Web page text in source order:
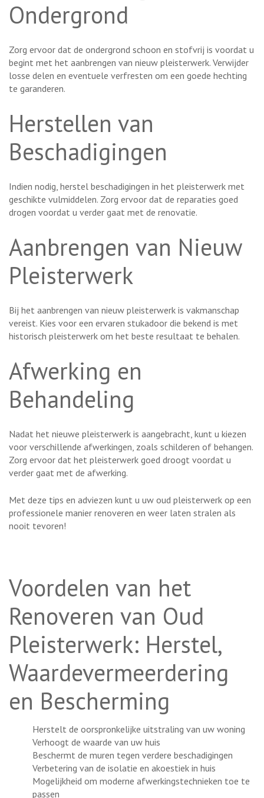
Ondergrond
Zorg ervoor dat de ondergrond schoon en stofvrij is voordat u
begint met het aanbrengen van nieuw pleisterwerk. Verwijder
losse delen en eventuele verfresten om een goede hechting
te garanderen.
Herstellen van
Beschadigingen
Indien nodig, herstel beschadigingen in het pleisterwerk met
geschikte vulmiddelen. Zorg ervoor dat de reparaties goed
drogen voordat u verder gaat met de renovatie.
Aanbrengen van Nieuw
Pleisterwerk
Bij het aanbrengen van nieuw pleisterwerk is vakmanschap
vereist. Kies voor een ervaren stukadoor die bekend is met
historisch pleisterwerk om het beste resultaat te behalen.
Afwerking en
Behandeling
Nadat het nieuwe pleisterwerk is aangebracht, kunt u kiezen
voor verschillende afwerkingen, zoals schilderen of behangen.
Zorg ervoor dat het pleisterwerk goed droogt voordat u
verder gaat met de afwerking.
Met deze tips en adviezen kunt u uw oud pleisterwerk op een
professionele manier renoveren en weer laten stralen als
nooit tevoren!
Voordelen van het
Renoveren van Oud
Pleisterwerk: Herstel,
Waardevermeerdering
en Bescherming
Herstelt de oorspronkelijke uitstraling van uw woning
Verhoogt de waarde van uw huis
Beschermt de muren tegen verdere beschadigingen
Verbetering van de isolatie en akoestiek in huis
Mogelijkheid om moderne afwerkingstechnieken toe te
passen